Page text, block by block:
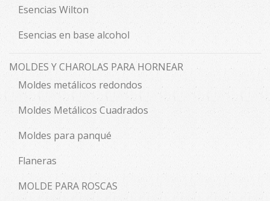
Esencias Wilton
Esencias en base alcohol
MOLDES Y CHAROLAS PARA HORNEAR
Moldes metálicos redondos
Moldes Metálicos Cuadrados
Moldes para panqué
Flaneras
MOLDE PARA ROSCAS